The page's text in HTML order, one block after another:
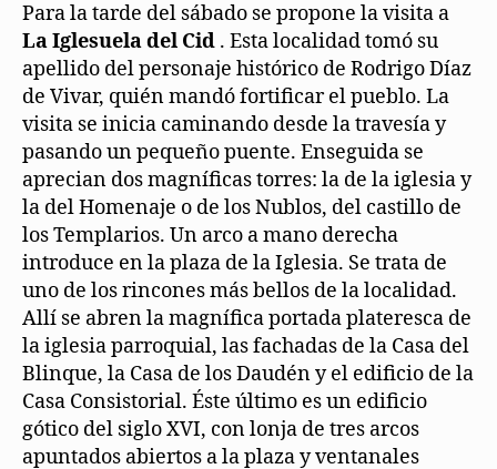
Para la tarde del sábado se propone la visita a
La Iglesuela del Cid . Esta localidad tomó su
apellido del personaje histórico de Rodrigo Díaz
de Vivar, quién mandó fortificar el pueblo. La
visita se inicia caminando desde la travesía y
pasando un pequeño puente. Enseguida se
aprecian dos magníficas torres: la de la iglesia y
la del Homenaje o de los Nublos, del castillo de
los Templarios. Un arco a mano derecha
introduce en la plaza de la Iglesia. Se trata de
uno de los rincones más bellos de la localidad.
Allí se abren la magnífica portada plateresca de
la iglesia parroquial, las fachadas de la Casa del
Blinque, la Casa de los Daudén y el edificio de la
Casa Consistorial. Éste último es un edificio
gótico del siglo XVI, con lonja de tres arcos
apuntados abiertos a la plaza y ventanales